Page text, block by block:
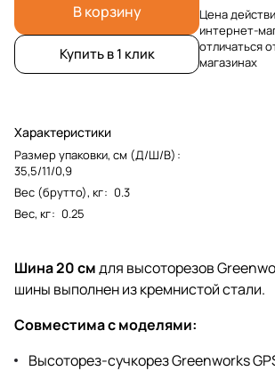
В корзину
Купить в 1 клик
Характеристики
Размер упаковки, см (Д/Ш/В) :
35,5/11/0,9
Вес (брутто), кг: 0.3
Вес, кг: 0.25
Цена
интернет-
отличаться
магазинах
Шина 20 смдля высоторезов
шины выполнен из кремнистой стали.
Совместима с моделями:
Высоторез-сучкорез Greenworks